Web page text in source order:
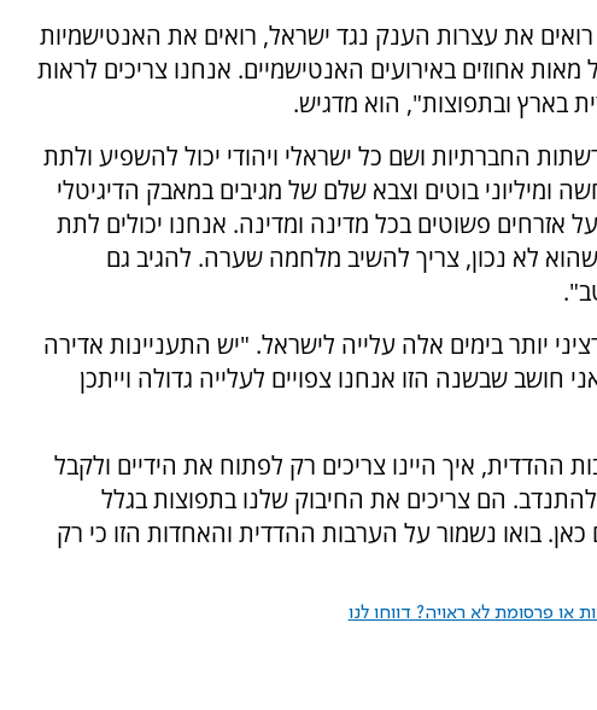
רואים את עצרות הענק נגד ישראל, רואים את האנטישמיות
אחוזים באירועים האנטישמיים. אנחנו צריכים לראות
בארץ ובתפוצות", הוא מדגיש.
החברתיות ושם כל ישראלי ויהודי יכול להשפיע ולתת
ומיליוני בוטים וצבא שלם של מגיבים במאבק הדיגיטלי
אזרחים פשוטים בכל מדינה ומדינה. אנחנו יכולים לתת
לא נכון, צריך להשיב מלחמה שערה. להגיב גם
יותר בימים אלה עלייה לישראל. "יש התעניינות אדירה
חושב שבשנה הזו אנחנו צפויים לעלייה גדולה וייתכן
ההדדית, איך היינו צריכים רק לפתוח את הידיים ולקבל
הם צריכים את החיבוק שלנו בתפוצות בגלל
בואו נשמור על הערבות ההדדית והאחדות הזו כי רק
או פרסומת לא ראויה? דווחו לנו